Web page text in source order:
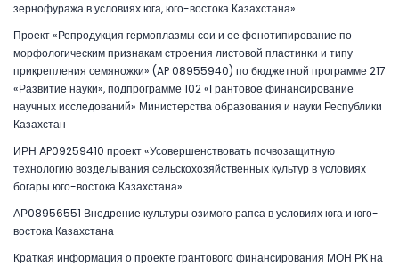
зернофуража в условиях юга, юго-востока Казахстана»
Проект «Репродукция гермоплазмы сои и ее фенотипирование по
морфологическим признакам строения листовой пластинки и типу
прикрепления семяножки» (AP 08955940) по бюджетной программе 217
«Развитие науки», подпрограмме 102 «Грантовое финансирование
научных исследований» Министерства образования и науки Республики
Казахстан
ИРН AP09259410 проект «Усовершенствовать почвозащитную
технологию возделывания сельскохозяйственных культур в условиях
богары юго-востока Казахстана»
АР08956551 Внедрение культуры озимого рапса в условиях юга и юго-
востока Казахстана
Краткая информация о проекте грантового финансирования МОН РК на